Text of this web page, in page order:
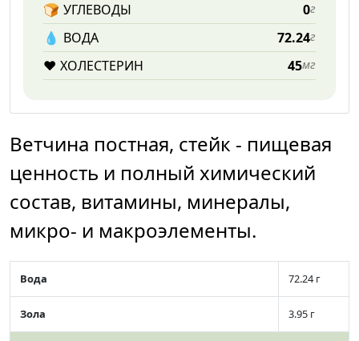
🍞 УГЛЕВОДЫ 0г
💧️ ВОДА 72.24г
❤️ ХОЛЕСТЕРИН 45мг
Ветчина постная, стейк - пищевая
ценность и полный химический
состав, витамины, минералы,
микро- и макроэлементы.
Вода 72.24 г
Зола 3.95 г